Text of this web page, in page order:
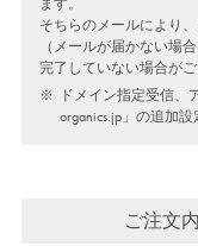
そちらのメールにより
（メールが届かない場
完了していない場合がご
※
ドメイン指定受信、
organics.jp」の追加
ご注文